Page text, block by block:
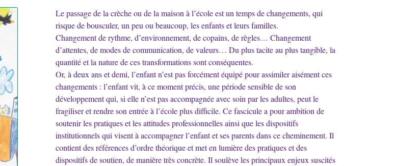
Le passage de la crèche ou de la maison à l’école est un temps de changements, qui
risque de bousculer, un peu ou beaucoup, les enfants et leurs familles.
Changement de rythme, d’environnement, de copains, de règles… Changement
d’attentes, de modes de communication, de valeurs… Du plus tacite au plus tangible, la
quantité et la nature de ces transformations sont conséquentes.
Or, à deux ans et demi, l’enfant n’est pas forcément équipé pour assimiler aisément ces
changements : l’enfant vit, à ce moment précis, une période sensible de son
développement qui, si elle n’est pas accompagnée avec soin par les adultes, peut le
fragiliser et rendre son entrée à l’école plus difficile. Ce fascicule a pour ambition de
soutenir les pratiques et les attitudes professionnelles ainsi que les dispositifs
institutionnels qui visent à accompagner l’enfant et ses parents dans ce cheminement. Il
contient des références d’ordre théorique et met en lumière des pratiques et des
dispositifs de soutien, de manière très concrète. Il soulève les principaux enjeux suscités